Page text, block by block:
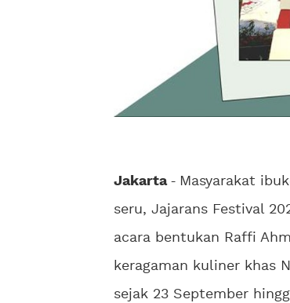
Jakarta- Masyarakat
seru, Jajarans Festival
acara bentukan Raffi
keragaman kuliner khas
sejak 23 September